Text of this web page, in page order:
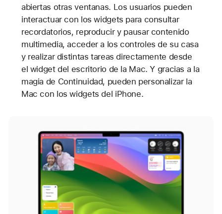
abiertas otras ventanas. Los usuarios pueden
interactuar con los widgets para consultar
recordatorios, reproducir y pausar contenido
multimedia, acceder a los controles de su casa
y realizar distintas tareas directamente desde
el widget del escritorio de la Mac. Y gracias a la
magia de Continuidad, pueden personalizar la
Mac con los widgets del iPhone.